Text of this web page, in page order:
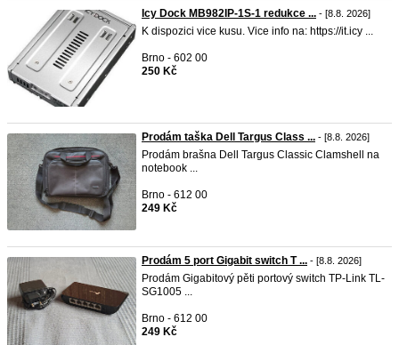
Icy Dock MB982IP-1S-1 redukce ... - [8.8. 2026]
K dispozici vice kusu. Vice info na: https://it.icy ...
Brno - 602 00
250 Kč
Prodám taška Dell Targus Class ... - [8.8. 2026]
Prodám brašna Dell Targus Classic Clamshell na
notebook ...
Brno - 612 00
249 Kč
Prodám 5 port Gigabit switch T ... - [8.8. 2026]
Prodám Gigabitový pěti portový switch TP-Link TL-
SG1005 ...
Brno - 612 00
249 Kč